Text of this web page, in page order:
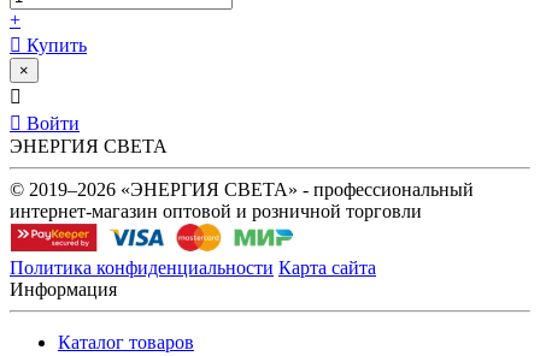
+
Купить
×
Войти
ЭНЕРГИЯ СВЕТА
© 2019–2026 «ЭНЕРГИЯ СВЕТА» - профессиональный
интернет-магазин оптовой и розничной торговли
Политика конфиденциальности Карта сайта
Информация
Каталог товаров